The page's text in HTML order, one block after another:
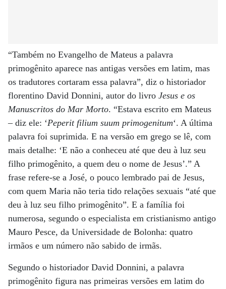
“Também no Evangelho de Mateus a palavra
primogênito aparece nas antigas versões em latim, mas
os tradutores cortaram essa palavra”, diz o historiador
florentino David Donnini, autor do livro Jesus e os
Manuscritos do Mar Morto. “Estava escrito em Mateus
– diz ele: ‘Peperit filium suum primogenitum‘. A última
palavra foi suprimida. E na versão em grego se lê, com
mais detalhe: ‘E não a conheceu até que deu à luz seu
filho primogênito, a quem deu o nome de Jesus’.” A
frase refere-se a José, o pouco lembrado pai de Jesus,
com quem Maria não teria tido relações sexuais “até que
deu à luz seu filho primogênito”. E a família foi
numerosa, segundo o especialista em cristianismo antigo
Mauro Pesce, da Universidade de Bolonha: quatro
irmãos e um número não sabido de irmãs.
Segundo o historiador David Donnini, a palavra
primogênito figura nas primeiras versões em latim do